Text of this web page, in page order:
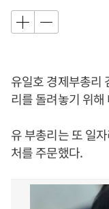
유일호 경제부총리
리를 돌려놓기 위
유 부총리는 또 일
처를 주문했다.